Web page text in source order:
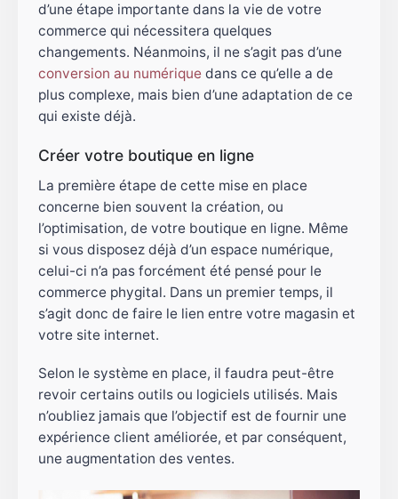
d’une étape importante dans la vie de votre
commerce qui nécessitera quelques
changements. Néanmoins, il ne s’agit pas d’une
conversion au numérique dans ce qu’elle a de
plus complexe, mais bien d’une adaptation de ce
qui existe déjà.
Créer votre boutique en ligne
La première étape de cette mise en place
concerne bien souvent la création, ou
l’optimisation, de votre boutique en ligne. Même
si vous disposez déjà d’un espace numérique,
celui-ci n’a pas forcément été pensé pour le
commerce phygital. Dans un premier temps, il
s’agit donc de faire le lien entre votre magasin et
votre site internet.
Selon le système en place, il faudra peut-être
revoir certains outils ou logiciels utilisés. Mais
n’oubliez jamais que l’objectif est de fournir une
expérience client améliorée, et par conséquent,
une augmentation des ventes.